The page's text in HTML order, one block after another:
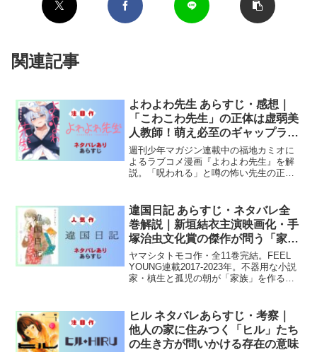
関連記事
よわよわ先生 あらすじ・感想｜
「こわこわ先生」の正体は虚弱美
人教師！萌え必至のギャップラブ
コメ
週刊少年マガジン連載中の福地カミオに
よるラブコメ漫画『よわよわ先生』を解
説。「呪われる」と噂の怖い先生の正体
力。
違国日記 あらすじ・ネタバレ全
巻解説｜新垣結衣主演映画化・手
塚治虫文化賞の傑作が問う「家
族」の定義
ヤマシタトモコ作・全11巻完結。FEEL
YOUNG連載2017-2023年。不器用な小説
家・槙生と孤児の朝が「家族」を作る物
ヒル ネタバレあらすじ・考察｜
他人の家に住みつく「ヒル」たち
の生き方が問いかける存在の意味